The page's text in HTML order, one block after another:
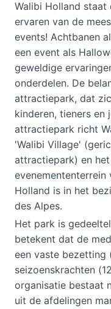
Walibi Holland
ervaren van de
events! Achtbanen
een event als
geweldige
onderdelen. De
attractiepark, dat
kinderen, tieners en
attractiepark richt
'Walibi Village'
attractiepark) en
evenemententerrein
Holland is in het
des Alpes.
Het park is
betekent dat de
een vaste bezetting
seizoenskrachten
organisatie bestaat
uit de afdelingen